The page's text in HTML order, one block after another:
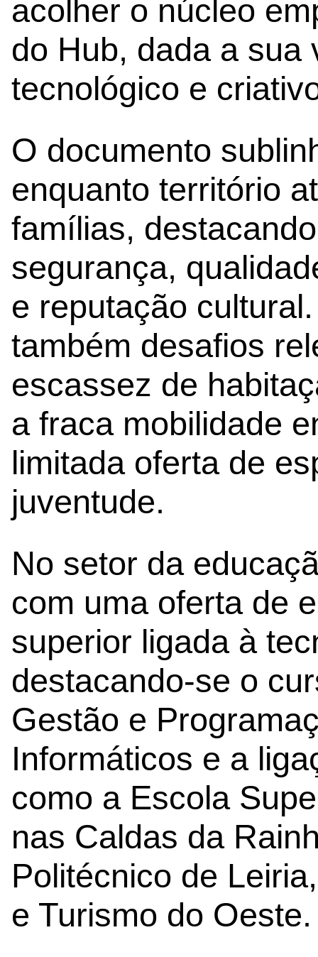
acolher o núcleo
do Hub, dada a sua
tecnológico e
O documento
enquanto território
famílias,
segurança,
e reputação
também desafios
escassez de
a fraca mobilidade
limitada oferta de
juventude.
No setor da
com uma oferta de
superior ligada à
destacando-se o
Gestão e
Informáticos e a
como a Escola
nas Caldas da
Politécnico de
e Turismo do Oeste.